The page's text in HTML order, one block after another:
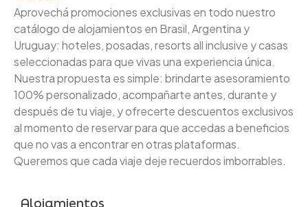
Aprovechá promociones exclusivas en todo nuestro
catálogo de alojamientos en Brasil, Argentina y
Uruguay: hoteles, posadas, resorts all inclusive y casas
seleccionadas para que vivas una experiencia única.
Nuestra propuesta es simple: brindarte asesoramiento
100% personalizado, acompañarte antes, durante y
después de tu viaje, y ofrecerte descuentos exclusivos
al momento de reservar para que accedas a beneficios
que no vas a encontrar en otras plataformas.
Queremos que cada viaje deje recuerdos imborrables.
Alojamientos